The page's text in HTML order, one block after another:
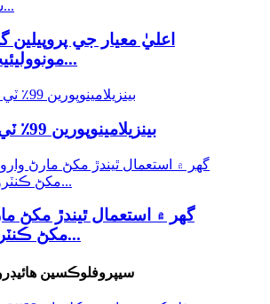
اعليٰ معيار جي پروپيلين
مونووليئيٽ سان...
6-بينزيلامينوپورين 99٪ ٽي سي
گھر ۾ استعمال ٿيندڙ مکڻ مار
مکڻ ڪنٽرول مار...
سيپروفلوڪسين